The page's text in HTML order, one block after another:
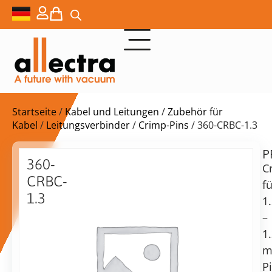
Startseite/ Kabel und Leitungen /Zubehör für
Kabel / Leitungsverbinder/ Crimp-Pins / 360-CRBC-1.3
360-
CRBC-
1.3
$
–